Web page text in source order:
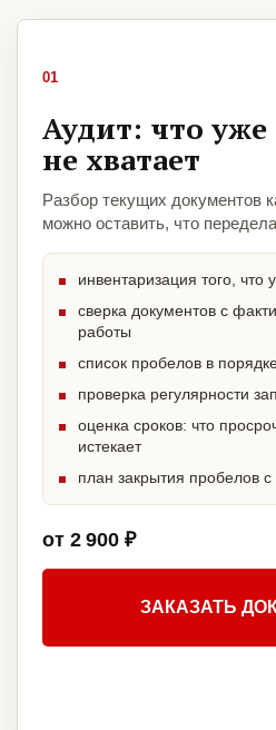
01
Аудит: что уже
не хватает
Разбор текущих документов
можно оставить, что
инвентаризация того, что
сверка документов с
работы
список пробелов в
проверка регулярности
оценка сроков: что
истекает
план закрытия пробелов
от 2 900 ₽
ЗАКАЗАТЬ